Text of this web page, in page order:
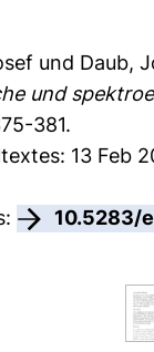
und Daub,
und
381.
13 Feb
10.5283/